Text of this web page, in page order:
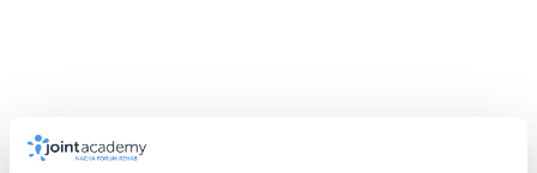
Idrottsskada